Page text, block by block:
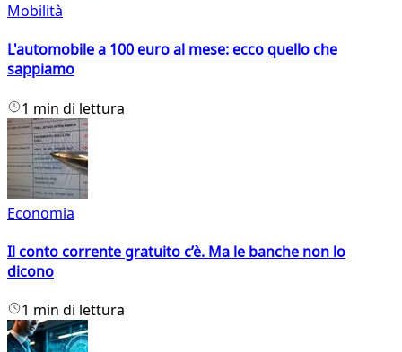
Mobilità
L'automobile a 100 euro al mese: ecco quello che
sappiamo
1 min di lettura
Economia
Il conto corrente gratuito c’è. Ma le banche non lo
dicono
1 min di lettura